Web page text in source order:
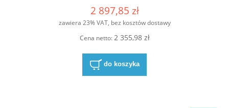
2 897,85 zł
zawiera 23% VAT, bez kosztów dostawy
Cena netto:2 355,98 zł
do koszyka